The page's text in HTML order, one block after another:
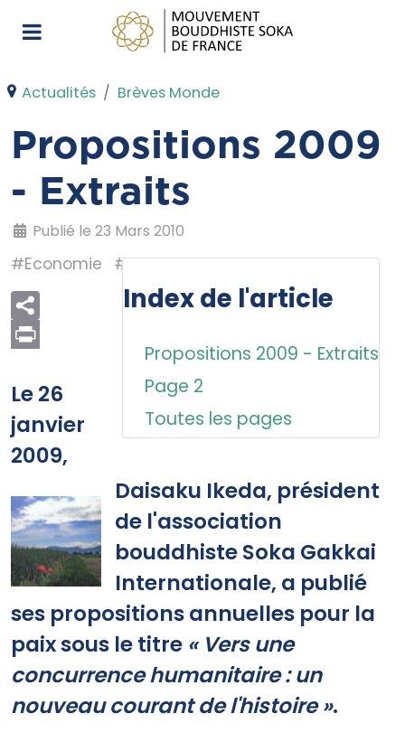
Actualités Brèves Monde
Propositions 2009
- Extraits
Publié le 23 Mars 2010
#Economie #Paix #Daisaku Ikeda
Index de l'article
Propositions 2009 - Extraits
Page 2
Toutes les pages
Le 26
janvier
2009,
Daisaku Ikeda, président
de l'association
bouddhiste Soka Gakkai
Internationale, a publié
ses propositions annuelles pour la
paix sous le titre « Vers une
concurrence humanitaire : un
nouveau courant de l'histoire ».